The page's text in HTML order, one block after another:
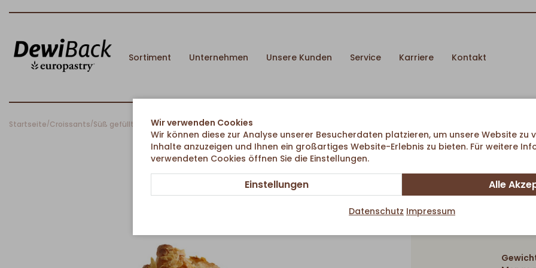
Sortiment Unternehmen Unsere Kunden Service Karriere Kontakt
Startseite/Croissants/Süß gefüllte Croissants/Butter-Marzipan Croissant
Wir verwenden Cookies
Wir können diese zur Analyse unserer Besucherdaten platzieren, um unsere Website zu
Inhalte anzuzeigen und Ihnen ein großartiges Website-Erlebnis zu bieten. Für weitere
verwendeten Cookies öffnen Sie die Einstellungen.
Einstellungen Alle
Datenschutz Impressum